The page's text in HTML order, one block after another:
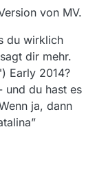
von MV.
du wirklich
dir mehr.
Early 2014?
und du hast es
ja, dann